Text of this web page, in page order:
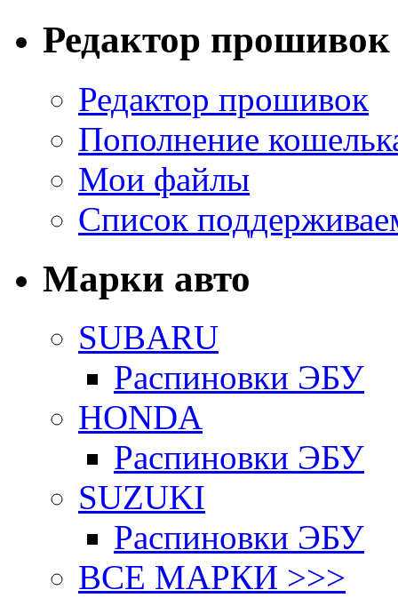
Редактор прошивок
Редактор прошивок
Пополнение
Мои файлы
Список
Марки авто
SUBARU
Распиновки ЭБУ
HONDA
Распиновки ЭБУ
SUZUKI
Распиновки ЭБУ
ВСЕ МАРКИ >>>